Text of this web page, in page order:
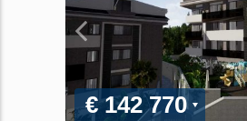
€ 142 770